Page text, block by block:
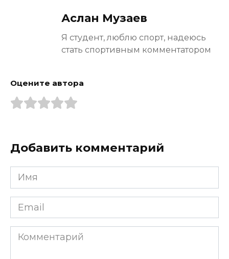
Аслан Музаев
Я студент, люблю спорт, надеюсь
стать спортивным комментатором
Оцените автора
Добавить комментарий
Имя
*
Email
*
Комментарий